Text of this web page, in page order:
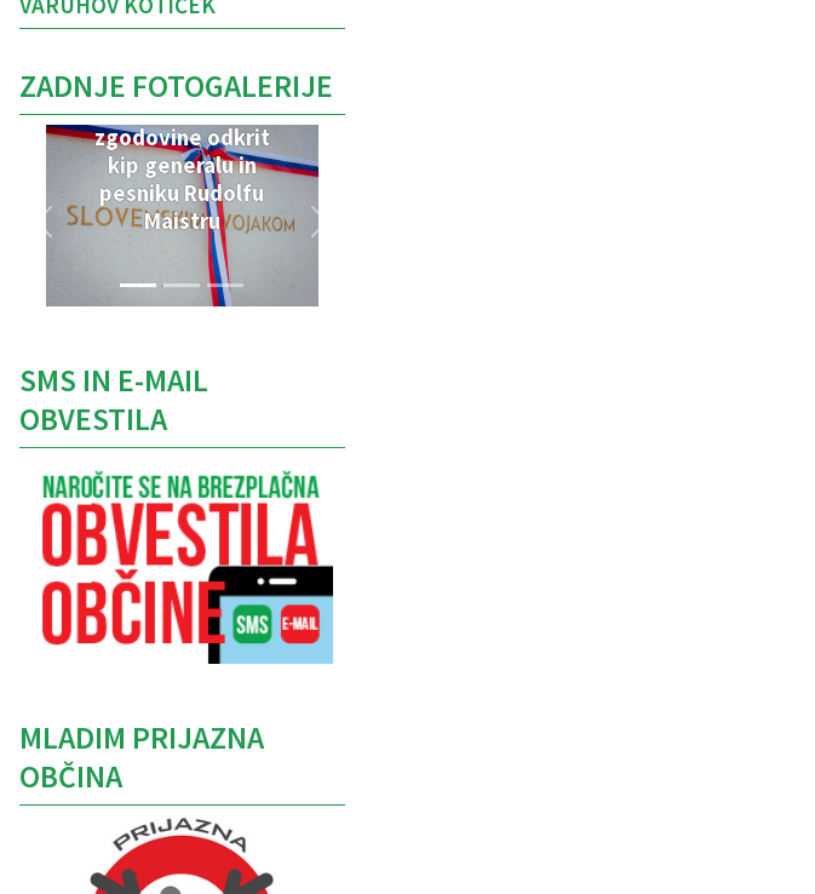
ZADNJE FOTOGALERIJE
V Parku vojaške
zgodovine odkrit
kip generalu in
pesniku Rudolfu
Maistru
SMS IN E-MAIL
OBVESTILA
MLADIM PRIJAZNA
OBČINA